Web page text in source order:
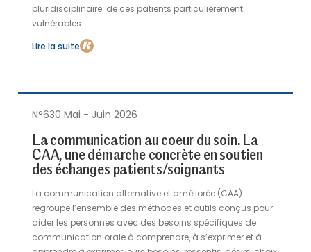
pluridisciplinaire de ces patients particulièrement
vulnérables.
Lire la suite
N°630 Mai - Juin 2026
La communication au coeur du soin. La
CAA, une démarche concrète en soutien
des échanges patients/soignants
La communication alternative et améliorée (CAA)
regroupe l’ensemble des méthodes et outils conçus pour
aider les personnes avec des besoins spécifiques de
communication orale à comprendre, à s’exprimer et à